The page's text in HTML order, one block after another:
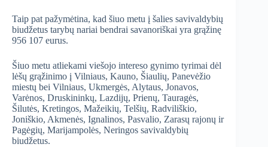
Taip pat pažymėtina, kad šiuo metu į šalies savivaldybių
biudžetus tarybų nariai bendrai savanoriškai yra grąžinę
956 107 eurus.
Šiuo metu atliekami viešojo intereso gynimo tyrimai dėl
lėšų grąžinimo į Vilniaus, Kauno, Šiaulių, Panevėžio
miestų bei Vilniaus, Ukmergės, Alytaus, Jonavos,
Varėnos, Druskininkų, Lazdijų, Prienų, Tauragės,
Šilutės, Kretingos, Mažeikių, Telšių, Radviliškio,
Joniškio, Akmenės, Ignalinos, Pasvalio, Zarasų rajonų ir
Pagėgių, Marijampolės, Neringos savivaldybių
biudžetus.